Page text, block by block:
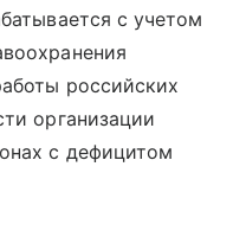
с учетом
российских
организации
с дефицитом